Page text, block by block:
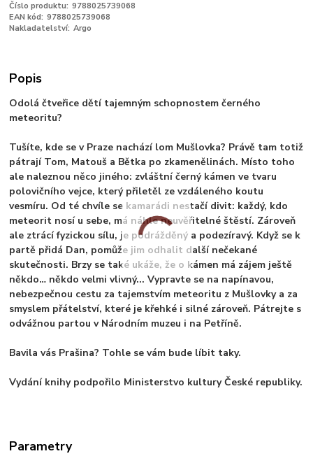
Číslo produktu: 9788025739068
EAN kód: 9788025739068
Nakladatelství: Argo
Popis
Odolá čtveřice dětí tajemným schopnostem černého
meteoritu?
Tušíte, kde se v Praze nachází lom Mušlovka? Právě tam totiž
pátrají Tom, Matouš a Bětka po zkamenělinách. Místo toho
ale naleznou něco jiného: zvláštní černý kámen ve tvaru
polovičního vejce, který přiletěl ze vzdáleného koutu
vesmíru. Od té chvíle se kamarádi nestačí divit: každý, kdo
meteorit nosí u sebe, má náhle neuvěřitelné štěstí. Zároveň
ale ztrácí fyzickou sílu, je podrážděný a podezíravý. Když se k
partě přidá Dan, pomůže jim odhalit další nečekané
skutečnosti. Brzy se také ukáže, že o kámen má zájem ještě
někdo… někdo velmi vlivný... Vypravte se na napínavou,
nebezpečnou cestu za tajemstvím meteoritu z Mušlovky a za
smyslem přátelství, které je křehké i silné zároveň. Pátrejte s
odvážnou partou v Národním muzeu i na Petříně.
Bavila vás Prašina? Tohle se vám bude líbit taky.
Vydání knihy podpořilo Ministerstvo kultury České republiky.
Parametry